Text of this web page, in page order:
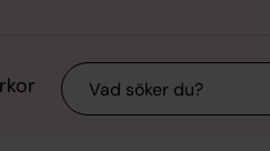
Sök